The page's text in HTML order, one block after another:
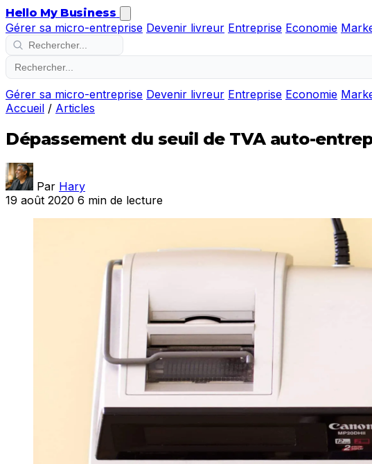
Hello My Business
Gérer sa micro-entreprise Devenir livreur Entreprise Economie
Gérer sa micro-entreprise Devenir livreur Entreprise Economie
Accueil / Articles
Dépassement du seuil de TVA auto-
Par Hary
19 août 2020 6 min de lecture